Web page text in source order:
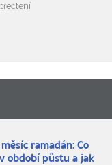
ramadán: Co
období půstu a jak